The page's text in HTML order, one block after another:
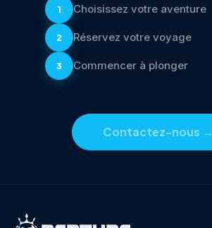
1 Choisissez votre aventure
2 Réservez votre voyage
3 Commencer à plonger
Contactez-nous →